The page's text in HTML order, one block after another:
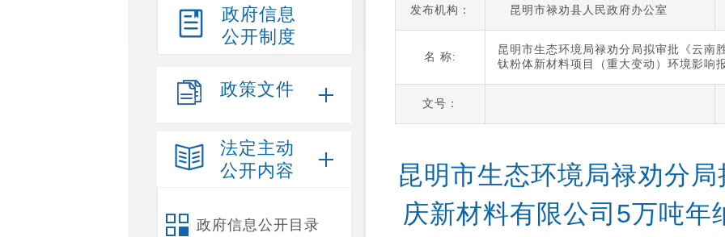
政府信息
公开制度
政策文件
法定主动
公开内容
政府信息公开目录
发布机构： 昆明市禄劝县人民政府办公室
名 称:
昆明市生态环境局禄劝分局拟审批《云南
钛粉体新材料项目（重大变动）环境影响
文号：
昆明市生态环境局禄劝分
庆新材料有限公司5万吨年